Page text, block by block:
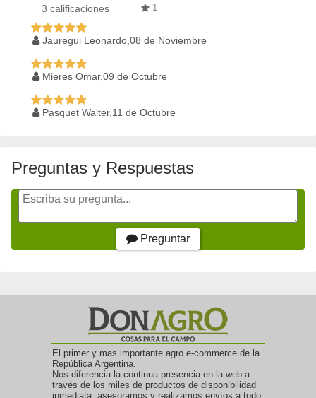
3 calificaciones
1
Jauregui Leonardo,08 de Noviembre
Mieres Omar,09 de Octubre
Pasquet Walter,11 de Octubre
Preguntas y Respuestas
Preguntar
El primer y mas importante agro e-commerce de la
República Argentina.
Nos diferencia la continua presencia en la web a
través de los miles de productos de disponibilidad
inmediata, asesoramos y realizamos envíos a todo